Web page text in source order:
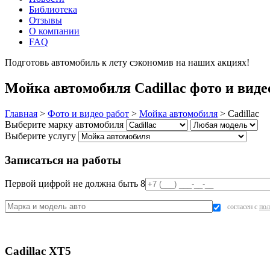
Библиотека
Отзывы
О компании
FAQ
Подготовь автомобиль к лету сэкономив на наших акциях!
Мойка автомобиля Cadillac фото и
Главная > Фото и видео работ > Мойка автомобиля > Cadillac
Выберите марку автомобиля
Выберите услугу
Записаться на работы
Первой цифрой не должна быть 8
согласен с
Cadillac XT5